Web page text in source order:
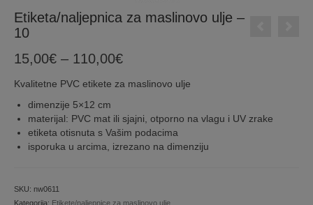
Etiketa/naljepnica za maslinovo ulje –
10
15,00€ – 110,00€Price
15,00€
110,00€
Kvalitetne PVC etikete za maslinovo ulje
dimenzije 5×12 cm
materijal: PVC mat ili sjajni, otporno na vlagu i UV zrake
etiketa otisnuta s Vašim podacima
isporuka u arcima, izrezano na dimenziju
SKU: nw0611
Kategorija: Etikete/naljepnice za maslinovo ulje